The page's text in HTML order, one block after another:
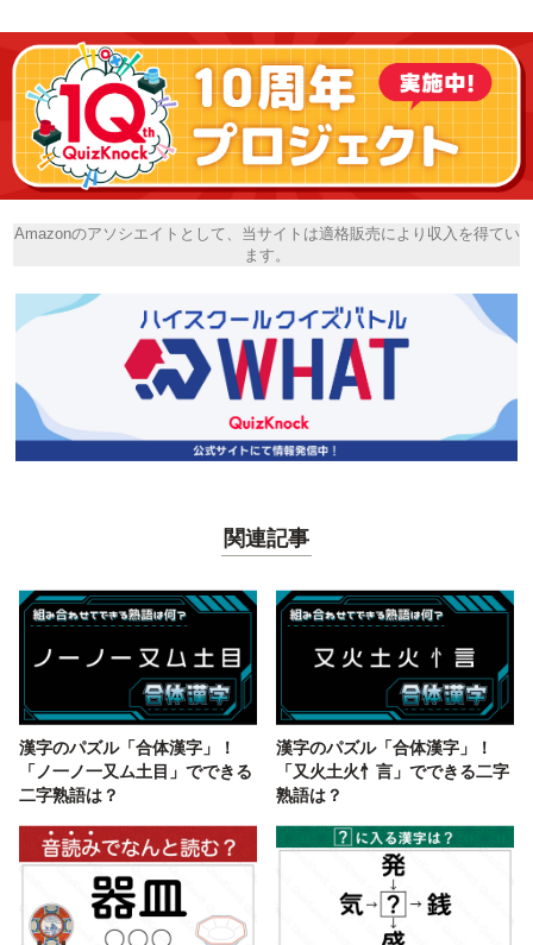
Amazonのアソシエイトとして、当サイトは適格販売により収入を得てい
ます。
関連記事
漢字のパズル「合体漢字」！
「ノ一ノ一又ム土目」でできる
二字熟語は？
漢字のパズル「合体漢字」！
「又火土火忄言」でできる二字
熟語は？